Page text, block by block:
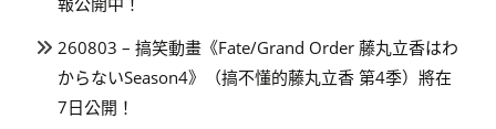
260803 – 搞笑動畫《Fate/Grand Order 藤丸立香はわ
からないSeason4》（搞不懂的藤丸立香 第4季）將在
7日公開！